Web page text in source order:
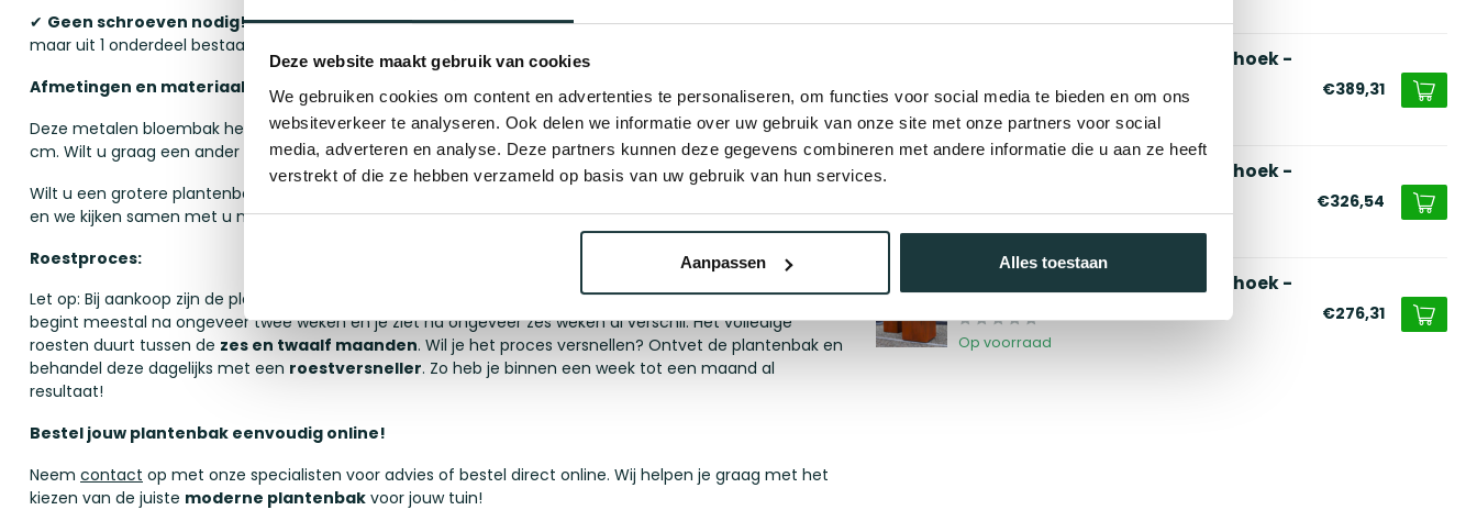
Deze website maakt gebruik van cookies
We gebruiken cookies om content en advertenties te personaliseren, om functies voor social media te bieden en om ons
websiteverkeer te analyseren. Ook delen we informatie over uw gebruik van onze site met onze partners voor social
media, adverteren en analyse. Deze partners kunnen deze gegevens combineren met andere informatie die u aan ze heeft
verstrekt of die ze hebben verzameld op basis van uw gebruik van hun services.
Aanpassen Alles toestaan
✔ Geen schroeven nodig!- Onze plantenbakken wordenvolledig gelastwaardoor de plantenbak
maar uit 1 onderdeel bestaat!
Afmetingen en materiaal
Deze metalen bloembak heeft een lengte van 60 cm, een breedte van 100 cm en een hoogte van 80
cm. Wilt u graag een ander formaat kijk dan bij onze andere producten of bestel op maat!
Wilt u een grotere plantenbak van misschien wel 3 meter? Neem dan contact op met onze specialisten
en we kijken samen met u naar een de mogelijkheden!
Roestproces:
Let op: Bij aankoop zijn de plantenbakken vaak nog
antraciet van kleur. Geen zorgen, hetroestproces
begint meestal na ongeveer twee weken en je ziet na ongeveer zes weken al verschil. Het volledige
roesten duurt tussen de zes en twaalf maanden. Wil je het proces versnellen? Ontvet de plantenbak en
behandel deze dagelijks met een roestversneller. Zo heb je binnen een week tot een maand al
resultaat!
Bestel jouw plantenbak eenvoudig online!
Neem contact op met onze specialisten voor advies of bestel direct online. Wij helpen je graag met het
kiezen van de juiste moderne plantenbak voor jouw tuin!
Cortenstaal plantenbak rechthoek -
Op voorraad
€389,31
Cortenstaal plantenbak rechthoek -
Op voorraad
€326,54
Cortenstaal plantenbak rechthoek -
40x60x40 cm
Op voorraad
€276,31